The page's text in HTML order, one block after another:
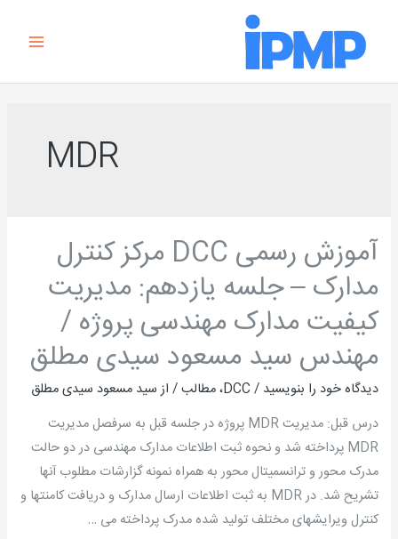
MDR
آموزش رسمی DCC مرکز کنترل
مدارک – جلسه یازدهم: مدیریت
کیفیت مدارک مهندسی پروژه /
مهندس سید مسعود سیدی مطلق
دیدگاه‌ خود را بنویسید /
DCC،مطالب/ ازسید مسعود سیدی مطلق
درس قبل: مدیریت MDR پروژه در جلسه قبل به سرفصل مدیریت
MDR پرداخته شد و نحوه ثبت اطلاعات مدارک مهندسی در دو حالت
مدرک محور و ترانسمیتال محور به همراه نمونه گزارشات مطلوب آنها
تشریح شد. در MDR به ثبت اطلاعات ارسال مدارک و دریافت کامنتها و
کنترل ویرایشهای مختلف تولید شده مدرک پرداخته می …
آموزش
رسمی
DCC
مرکز
مدارک
–
یازدهم:
مدیریت
کیفیت
مدارک